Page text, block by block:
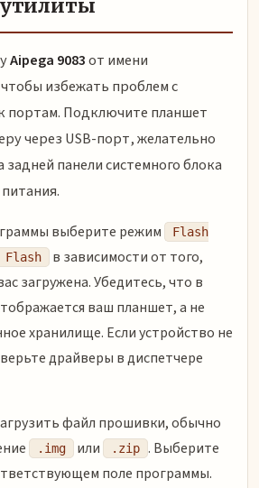
Aipega 9083от имени
избежать проблем с
портам. Подключите планшет
через USB-порт, желательно
панели системного блока
выберите режим
Flash
Flash
в зависимости от того,
загружена. Убедитесь, что в
ваш планшет, а не
хранилище. Если устройство не
драйверы в диспетчере
файл прошивки, обычно
.img или .zip . Выберите
поле программы.